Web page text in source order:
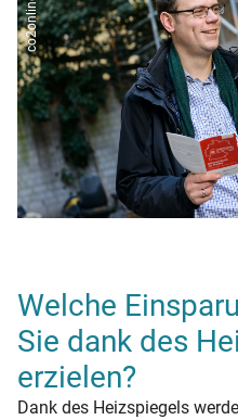
Welche
Sie dank des
erzielen?
Dank des Heizspiegels